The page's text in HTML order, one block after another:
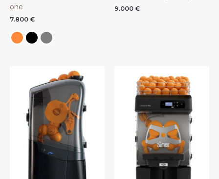
one
7.800 €
9.000 €